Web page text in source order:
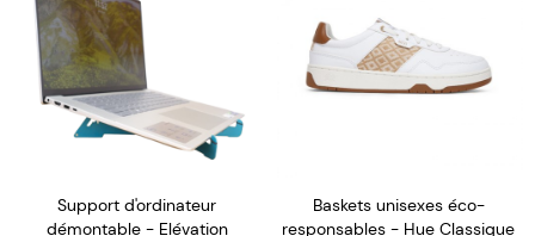
Support d'ordinateur
démontable - Elévation
Baskets unisexes éco-
responsables - Hue Classique